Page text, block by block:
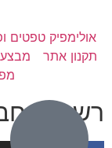
רשתות
אולימפיק טפטים
תקנון אתר